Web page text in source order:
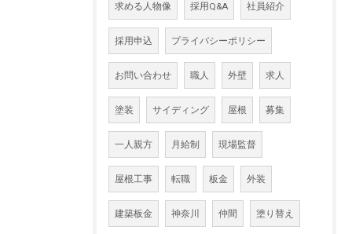
求める人物像 採用Q&A 社員紹介
採用申込 プライバシーポリシー
お問い合わせ 職人 外壁 求人
塗装 サイディング 屋根 募集
一人親方 月給制 現場監督
屋根工事 転職 板金 外装
建築板金 神奈川 仲間 塗り替え